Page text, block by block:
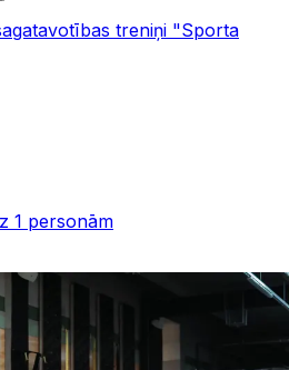
treniņi "Sporta
1 personām